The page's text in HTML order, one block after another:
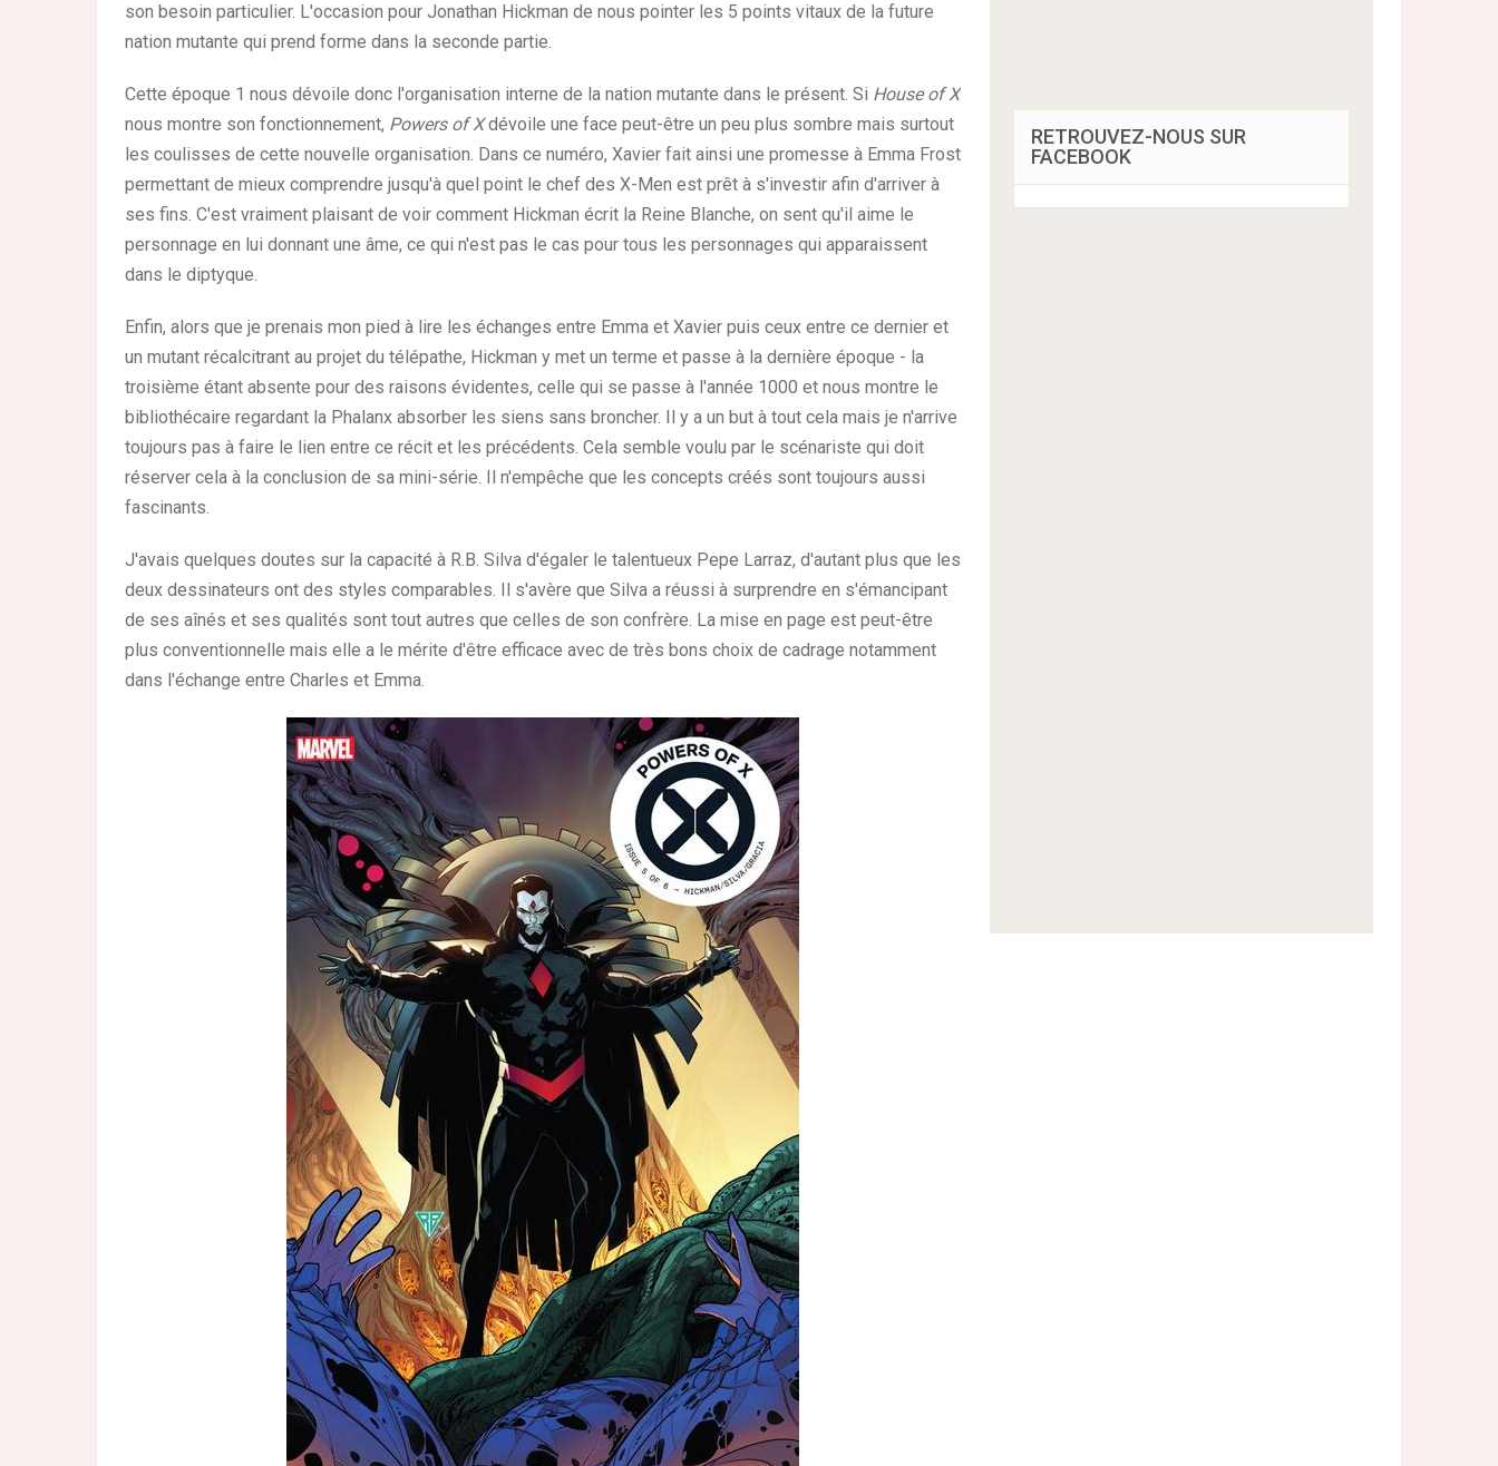
son besoin particulier. L'occasion pour Jonathan Hickman de nous pointer les 5 points vitaux de la future
nation mutante qui prend forme dans la seconde partie.
Cette époque 1 nous dévoile donc l'organisation interne de la nation mutante dans le présent. Si House of X
nous montre son fonctionnement, Powers of Xdévoile une face peut-être un peu plus sombre mais surtout
les coulisses de cette nouvelle organisation. Dans ce numéro, Xavier fait ainsi une promesse à Emma Frost
permettant de mieux comprendre jusqu'à quel point le chef des X-Men est prêt à s'investir afin d'arriver à
ses fins. C'est vraiment plaisant de voir comment Hickman écrit la Reine Blanche, on sent qu'il aime le
personnage en lui donnant une âme, ce qui n'est pas le cas pour tous les personnages qui apparaissent
dans le diptyque.
Enfin, alors que je prenais mon pied à lire les échanges entre Emma et Xavier puis ceux entre ce dernier et
un mutant récalcitrant au projet du télépathe, Hickman y met un terme et passe à la dernière époque - la
troisième étant absente pour des raisons évidentes, celle qui se passe à l'année 1000 et nous montre le
bibliothécaire regardant la Phalanx absorber les siens sans broncher. Il y a un but à tout cela mais je n'arrive
toujours pas à faire le lien entre ce récit et les précédents. Cela semble voulu par le scénariste qui doit
réserver cela à la conclusion de sa mini-série. Il n'empêche que les concepts créés sont toujours aussi
fascinants.
J'avais quelques doutes sur la capacité à R.B. Silva d'égaler le talentueux Pepe Larraz, d'autant plus que les
deux dessinateurs ont des styles comparables. Il s'avère que Silva a réussi à surprendre en s'émancipant
de ses aînés et ses qualités sont tout autres que celles de son confrère. La mise en page est peut-être
plus conventionnelle mais elle a le mérite d'être efficace avec de très bons choix de cadrage notamment
dans l'échange entre Charles et Emma.
RETROUVEZ-NOUS SUR
FACEBOOK